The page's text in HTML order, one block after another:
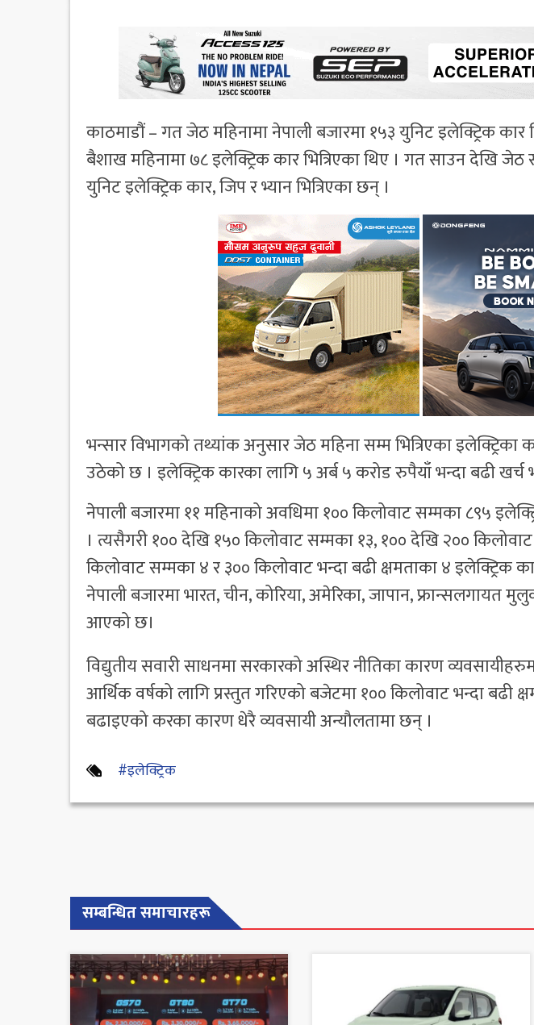
काठमाडौं – गत जेठ महिनामा नेपाली बजारमा १५३ युनिट इलेक्ट्रिक कार
बैशाख महिनामा ७८ इलेक्ट्रिक कार भित्रिएका थिए । गत साउन देखि
युनिट इलेक्ट्रिक कार, जिप र भ्यान भित्रिएका छन् ।
भन्सार विभागको तथ्यांक अनुसार जेठ महिना सम्म भित्रिएका इलेक्ट्रिका
उठेको छ । इलेक्ट्रिक कारका लागि ५ अर्ब ५ करोड रुपैयाँ भन्दा बढी
नेपाली बजारमा ११ महिनाको अवधिमा १०० किलोवाट सम्मका ८९५
। त्यसैगरी १०० देखि १५० किलोवाट सम्मका १३, १०० देखि २००
किलोवाट सम्मका ४ र ३०० किलोवाट भन्दा बढी क्षमताका ४ इलेक्ट्रिक
नेपाली बजारमा भारत, चीन, कोरिया, अमेरिका, जापान, फ्रान्सलगायत
आएको छ।
विद्युतीय सवारी साधनमा सरकारको अस्थिर नीतिका कारण
आर्थिक वर्षको लागि प्रस्तुत गरिएको बजेटमा १०० किलोवाट भन्दा बढी
बढाइएको करका कारण धेरै व्यवसायी अन्यौलतामा छन् ।
#इलेक्ट्रिक
सम्बन्धित समाचारहरू